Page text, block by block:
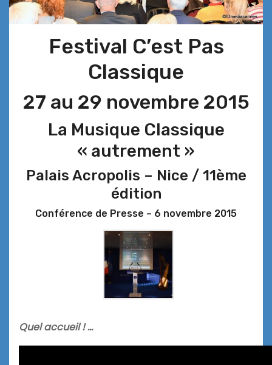
Festival C’est Pas
Classique
27 au 29 novembre 2015
La Musique Classique
« autrement »
Palais Acropolis – Nice / 11ème
édition
Conférence de Presse – 6 novembre 2015
Quel accueil ! …